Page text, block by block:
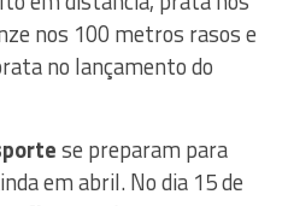
nos 100 metros rasos e
no lançamento do
se preparam para
em abril. No dia 15 de